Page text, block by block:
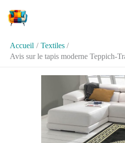
Accueil
Textiles
Avis sur le tapis moderne Teppich-